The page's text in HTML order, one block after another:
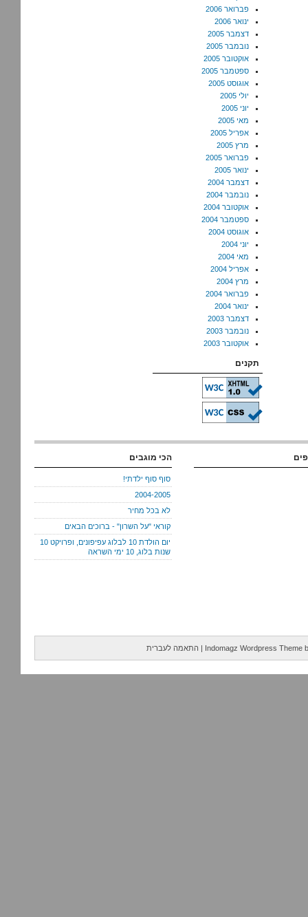
פברואר 2006
ינואר 2006
דצמבר 2005
נובמבר 2005
אוקטובר 2005
ספטמבר 2005
אוגוסט 2005
יולי 2005
יוני 2005
מאי 2005
אפריל 2005
מרץ 2005
פברואר 2005
ינואר 2005
דצמבר 2004
נובמבר 2004
אוקטובר 2004
ספטמבר 2004
אוגוסט 2004
יוני 2004
מאי 2004
אפריל 2004
מרץ 2004
פברואר 2004
ינואר 2004
דצמבר 2003
נובמבר 2003
אוקטובר 2003
תקנים
הכי מוגבים
סוף סוף ילדתי!
2004-2005
לא בכל מחיר
קוראי "על השרון" - ברוכים הבאים
יום הולדת 10 לבלוג עפיפונים, ופרויקט 10
שנות בלוג, 10 ימי השראה
Indomagz Wordpress Theme
| התאמה לעברית